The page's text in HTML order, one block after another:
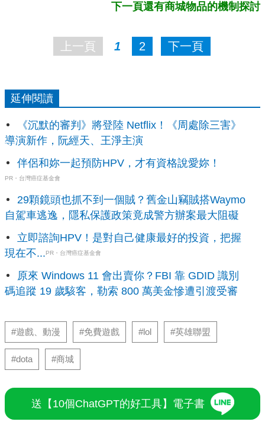
下一頁還有商城物品的機制探討
上一頁 1 2 下一頁
延伸閱讀
《沉默的審判》將登陸 Netflix！《周處除三害》
導演新作，阮經天、王淨主演
伴侶和妳一起預防HPV，才有資格說愛妳！
PR・台灣癌症基金會
29顆鏡頭也抓不到一個賊？舊金山竊賊搭Waymo
自駕車逃逸，隱私保護政策竟成警方辦案最大阻礙
立即諮詢HPV！是對自己健康最好的投資，把握
現在不...PR・台灣癌症基金會
原來 Windows 11 會出賣你？FBI 靠 GDID 識別
碼追蹤 19 歲駭客，勒索 800 萬美金慘遭引渡受審
#遊戲、動漫 #免費遊戲 #lol #英雄聯盟
#dota #商城
送【10個ChatGPT的好工具】電子書